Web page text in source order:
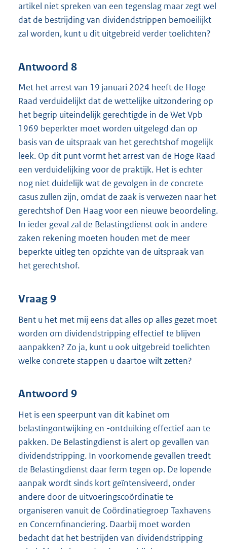
artikel niet spreken van een tegenslag maar zegt wel
dat de bestrijding van dividendstrippen bemoeilijkt
zal worden, kunt u dit uitgebreid verder toelichten?
Antwoord 8
Met het arrest van 19 januari 2024 heeft de Hoge
Raad verduidelijkt dat de wettelijke uitzondering op
het begrip uiteindelijk gerechtigde in de Wet Vpb
1969 beperkter moet worden uitgelegd dan op
basis van de uitspraak van het gerechtshof mogelijk
leek. Op dit punt vormt het arrest van de Hoge Raad
een verduidelijking voor de praktijk. Het is echter
nog niet duidelijk wat de gevolgen in de concrete
casus zullen zijn, omdat de zaak is verwezen naar het
gerechtshof Den Haag voor een nieuwe beoordeling.
In ieder geval zal de Belastingdienst ook in andere
zaken rekening moeten houden met de meer
beperkte uitleg ten opzichte van de uitspraak van
het gerechtshof.
Vraag 9
Bent u het met mij eens dat alles op alles gezet moet
worden om dividendstripping effectief te blijven
aanpakken? Zo ja, kunt u ook uitgebreid toelichten
welke concrete stappen u daartoe wilt zetten?
Antwoord 9
Het is een speerpunt van dit kabinet om
belastingontwijking en -ontduiking effectief aan te
pakken. De Belastingdienst is alert op gevallen van
dividendstripping. In voorkomende gevallen treedt
de Belastingdienst daar ferm tegen op. De lopende
aanpak wordt sinds kort geïntensiveerd, onder
andere door de uitvoeringscoördinatie te
organiseren vanuit de Coördinatiegroep Taxhavens
en Concernfinanciering. Daarbij moet worden
bedacht dat het bestrijden van dividendstripping